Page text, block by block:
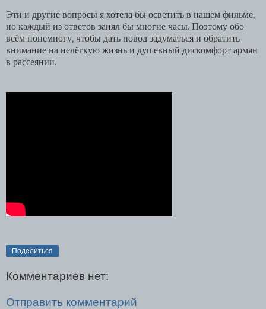
Эти и другие вопросы я хотела бы осветить в нашем фильме,
но каждый из ответов занял бы многие часы. Поэтому обо
всём понемногу, чтобы дать повод задуматься и обратить
внимание на нелёгкую жизнь и душевный дискомфорт армян
в рассеянии.
Поделиться
Комментариев нет:
Отправить комментарий